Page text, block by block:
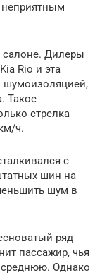
неприятным
Дилеры
Rio и эта
шумоизоляцией,
Такое
стрелка
ч.
с
шин на
шум в
ряд
пассажир, чья
Однако